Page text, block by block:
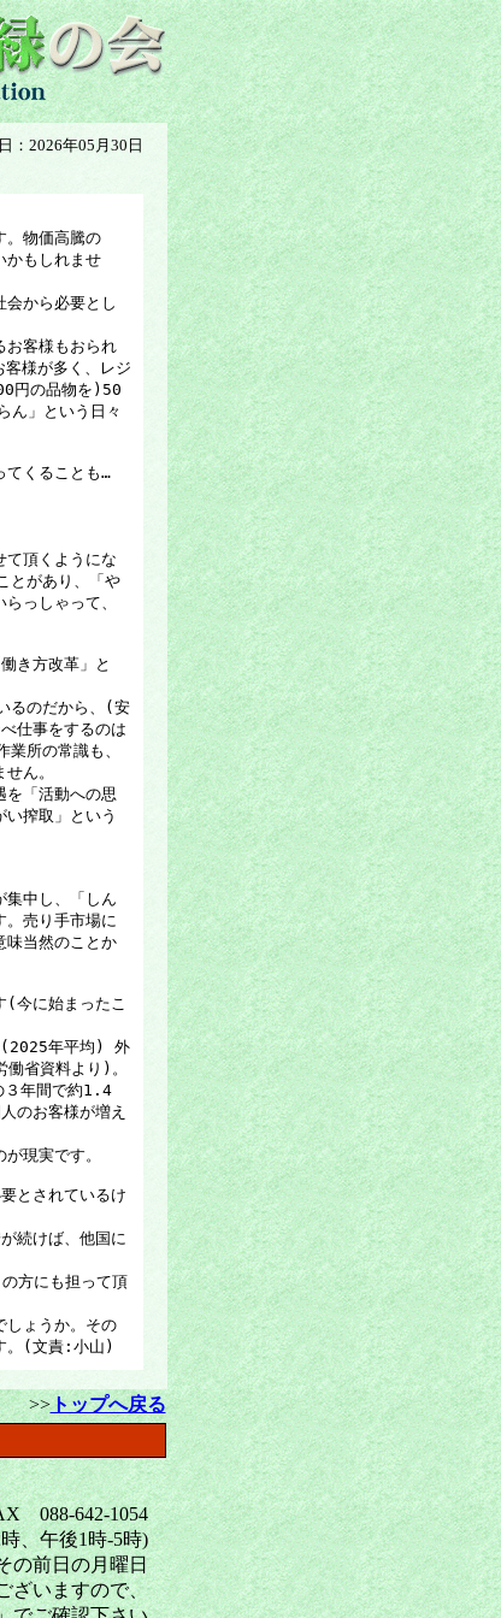
：2026年05月30日
。物価高騰の
かもしれませ
会から必要とし
お客様もおられ
様が多く、レジ
円の品物を)50
ん」という日々
てくることも…
て頂くようにな
とがあり、「や
っしゃって、
き方改革」と
るのだから、(安
仕事をするのは
所の常識も、
ん。
「活動への思
搾取」という
集中し、「しん
。売り手市場に
味当然のことか
(今に始まったこ
(2025年平均) 外
省資料より)。
３年間で約1.4
のお客様が増え
現実です。
とされているけ
続けば、他国に
方にも担って頂
しょうか。その
。(文責:小山)
>>トップへ戻る
088-642-1054
、午後1時-5時)
の前日の月曜日
ざいますので、